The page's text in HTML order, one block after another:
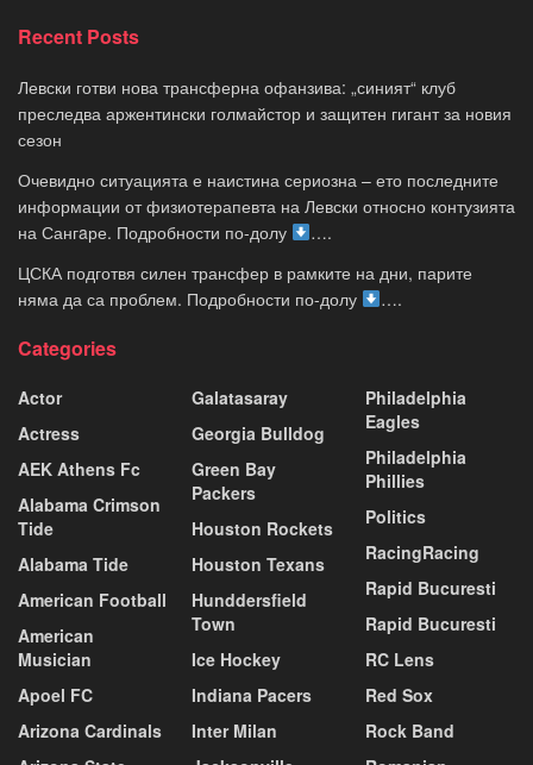
Recent Posts
Левски готви нова трансферна офанзива: „синият“ клуб
преследва аржентински голмайстор и защитен гигант за новия
сезон
Очевидно ситуацията е наистина сериозна – ето последните
информации от физиотерапевта на Левски относно контузията
на Сангaре. Подробности по-долу
….
ЦСКА подготвя силен трансфер в рамките на дни, парите
няма да са проблем. Подробности по-долу
….
Categories
Actor
Actress
AEK Athens Fc
Alabama Crimson
Tide
Alabama Tide
American Football
American
Musician
Apoel FC
Arizona Cardinals
Galatasaray
Georgia Bulldog
Green Bay
Packers
Houston Rockets
Houston Texans
Hunddersfield
Town
Ice Hockey
Indiana Pacers
Inter Milan
Philadelphia
Eagles
Philadelphia
Phillies
Politics
RacingRacing
Rapid Bucuresti
Rapid Bucuresti
RC Lens
Red Sox
Rock Band